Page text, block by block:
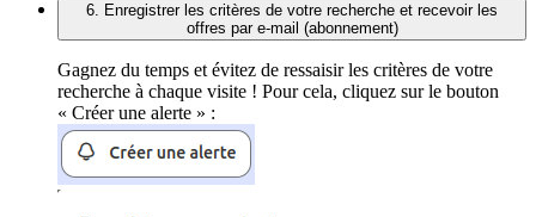
6. Enregistrer les critères de votre recherche et recevoir les
offres par e-mail (abonnement)
Gagnez du temps et évitez de ressaisir les critères de votre
recherche à chaque visite ! Pour cela, cliquez sur le bouton
« Créer une alerte » :